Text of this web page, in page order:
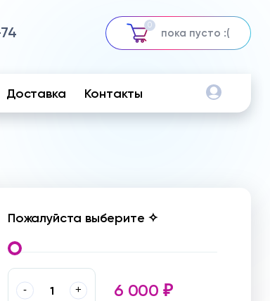
0
пока пусто :(
Доставка Контакты
Пожалуйста выберите ✧
- + 6 000 ₽